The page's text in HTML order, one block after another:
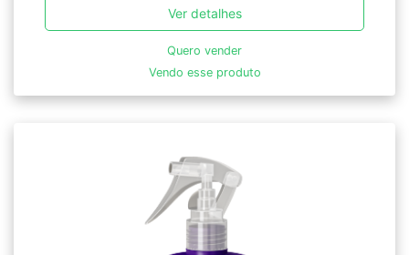
Ver detalhes
Quero vender
Vendo esse produto